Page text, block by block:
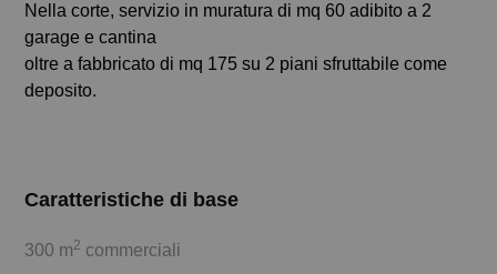
Nella corte, servizio in muratura di mq 60 adibito a 2
garage e cantina
oltre a fabbricato di mq 175 su 2 piani sfruttabile come
deposito.
Caratteristiche di base
300 m2 commerciali